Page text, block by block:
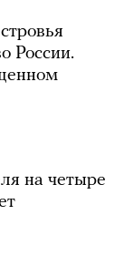
России.
на четыре